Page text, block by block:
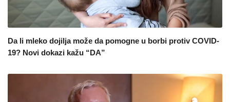
Da li mleko dojilja može da pomogne u borbi protiv COVID-
19? Novi dokazi kažu “DA”